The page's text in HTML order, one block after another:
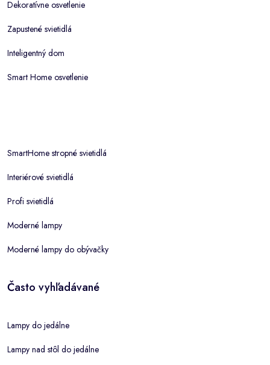
Dekoratívne osvetlenie
Zapustené svietidlá
Inteligentný dom
Smart Home osvetlenie
SmartHome stropné svietidlá
Interiérové svietidlá
Profi svietidlá
Moderné lampy
Moderné lampy do obývačky
Často vyhľadávané
Lampy do jedálne
Lampy nad stôl do jedálne